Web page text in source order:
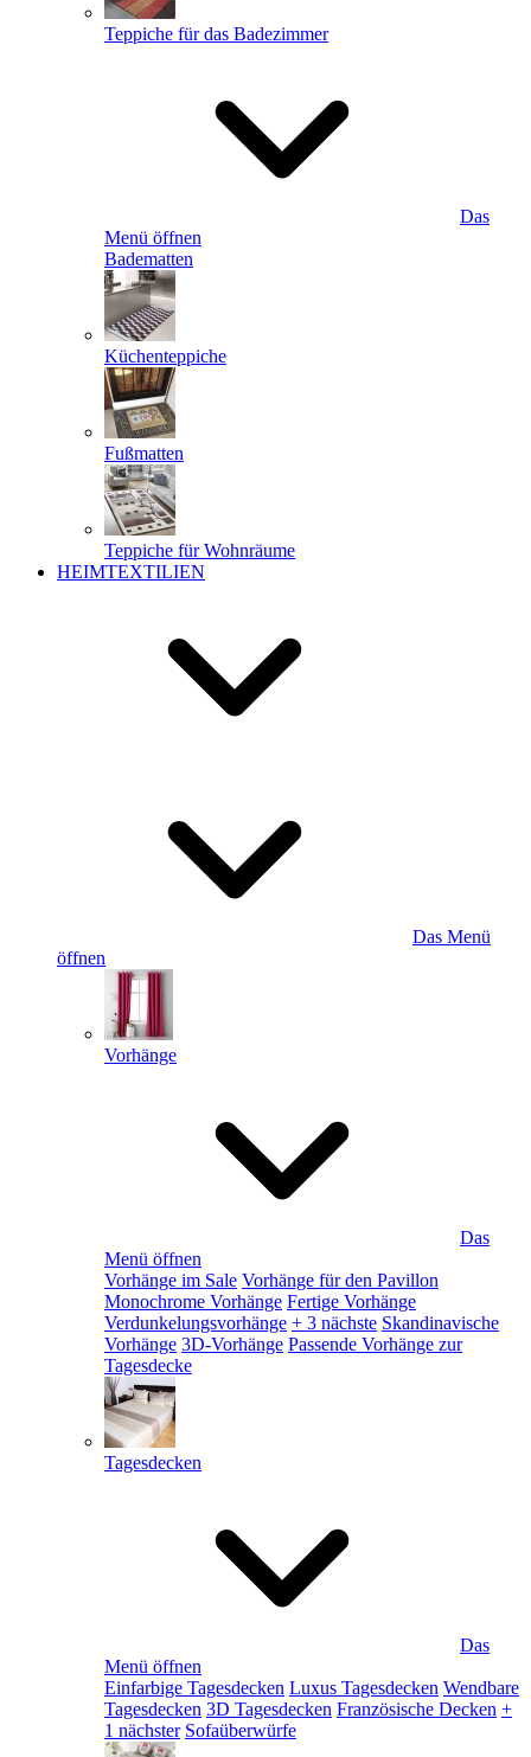
Teppiche für das Badezimmer
Das
Menü öffnen
Badematten
Küchenteppiche
Fußmatten
Teppiche für Wohnräume
HEIMTEXTILIEN
Das Menü
öffnen
Vorhänge
Das
Menü öffnen
Vorhänge im Sale Vorhänge für den Pavillon
Monochrome Vorhänge Fertige Vorhänge
Verdunkelungsvorhänge + 3 nächste Skandinavische
Vorhänge 3D-Vorhänge Passende Vorhänge zur
Tagesdecke
Tagesdecken
Das
Menü öffnen
Einfarbige Tagesdecken Luxus Tagesdecken Wendbare
Tagesdecken 3D Tagesdecken Französische Decken +
1 nächster Sofaüberwürfe